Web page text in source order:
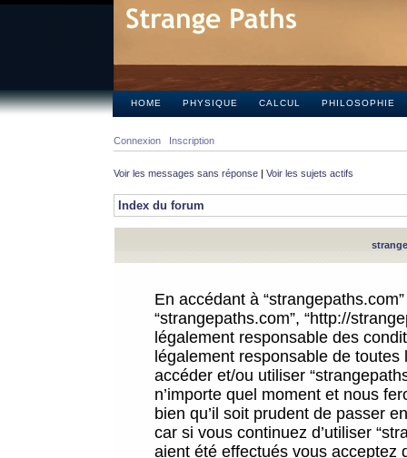
HOME PHYSIQUE CALCUL PHILOSOPHIE
Connexion Inscription
Voir les messages sans réponse | Voir les sujets actifs
Index du forum
En accédant à
“strangepaths.com”, “http://
légalement responsable des
légalement responsable de
accéder et/ou utiliser
n’importe quel moment et nous
bien qu’il soit prudent de passer
car si vous continuez d’utiliser
aient été effectués vous acceptez